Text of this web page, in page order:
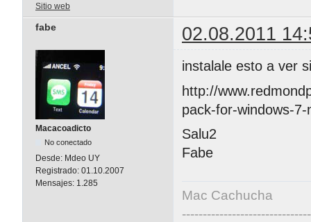
Sitio web
fabe 02.08.2011
Macacoadicto
No conectado
Desde: Mdeo UY
Registrado: 01.10.2007
Mensajes: 1.285
instalale esto a ver
http://
pack-for-windows-
Salu2
Fabe
Mac Cachucha